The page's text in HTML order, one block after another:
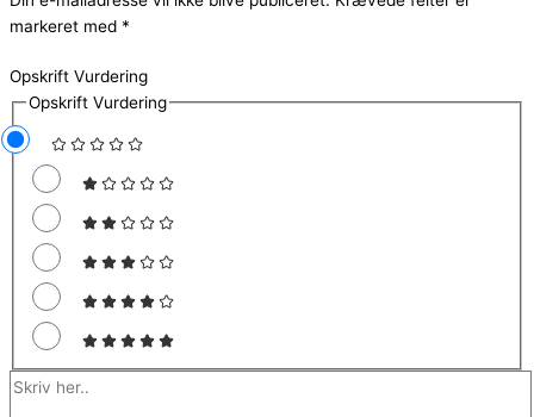
markeret med *
Opskrift Vurdering
Opskrift Vurdering
Skriv